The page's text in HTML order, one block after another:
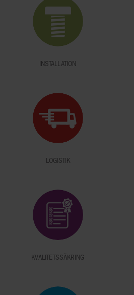
INSTALLATION
LOGISTIK
KVALITETSSÄKRING